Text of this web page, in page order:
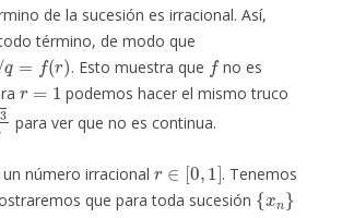
de la sucesión es irracional. Así,
término, de modo que
(r)
. Esto muestra que
no es
r= 1
podemos hacer el mismo truco
para ver que no es continua.
número irracional
0,
. Tenemos
que para toda sucesión
{xn}